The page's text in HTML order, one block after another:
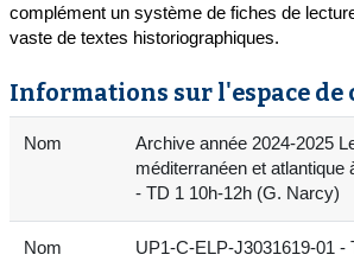
complément un système de fiches de
vaste de textes historiographiques.
Informations sur l'espace de
Nom
Archive année 2024-2025
méditerranéen et atlantique
- TD 1 10h-12h (G. Narcy)
Nom
UP1-C-ELP-J3031619-01 -